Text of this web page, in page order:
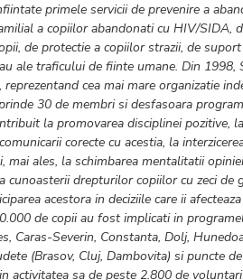
primele servicii de prevenire a
a copiilor abandonati cu HIV/SIDA,
de protectie a copiilor strazii, de
ale traficului de fiinte umane. Din 1998,
cea mai mare organizatie
30 de membri si desfasoara
la promovarea disciplinei pozitive,
corecte cu acestia, la
mai ales, la schimbarea mentalitatii
cunoasterii drepturilor copiilor cu zeci de
acestora in deciziile care ii
de copii au fost implicati in
Caras-Severin, Constanta, Dolj,
(Brasov, Cluj, Dambovita) si puncte
activitatea sa de peste 2.800 de